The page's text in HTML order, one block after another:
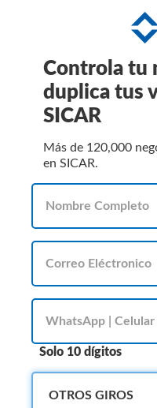
Controla tu
duplica tus
SICAR
Más de 120,000
en SICAR.
Solo 10 dígitos